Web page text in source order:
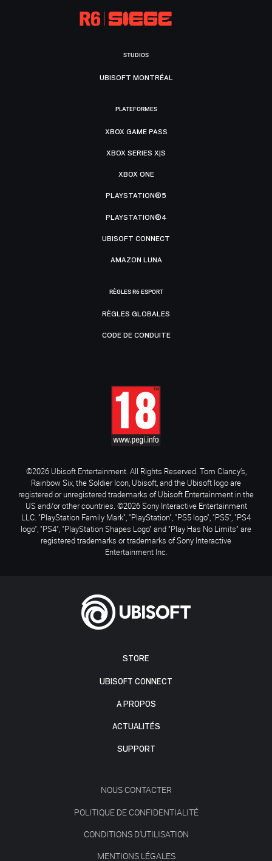
STORE
UBISOFT CONNECT
A PROPOS
ACTUALITÉS
SUPPORT
NOUS CONTACTER
POLITIQUE DE CONFIDENTIALITÉ
CONDITIONS D'UTILISATION
MENTIONS LÉGALES
STUDIOS
UBISOFT MONTRÉAL
PLATEFORMES
XBOX GAME PASS
XBOX SERIES X|S
XBOX ONE
PLAYSTATION®5
PLAYSTATION®4
UBISOFT CONNECT
AMAZON LUNA
RÈGLES R6 ESPORT
RÈGLES GLOBALES
CODE DE CONDUITE
©2026 Ubisoft Entertainment. All Rights Reserved. Tom Clancy’s,
Rainbow Six, the Soldier Icon, Ubisoft, and the Ubisoft logo are
registered or unregistered trademarks of Ubisoft Entertainment in the
US and/or other countries. ©2026 Sony Interactive Entertainment
LLC. "PlayStation Family Mark", "PlayStation", "PS5 logo", "PS5", "PS4
logo", "PS4", "PlayStation Shapes Logo" and "Play Has No Limits" are
registered trademarks or trademarks of Sony Interactive
Entertainment Inc.